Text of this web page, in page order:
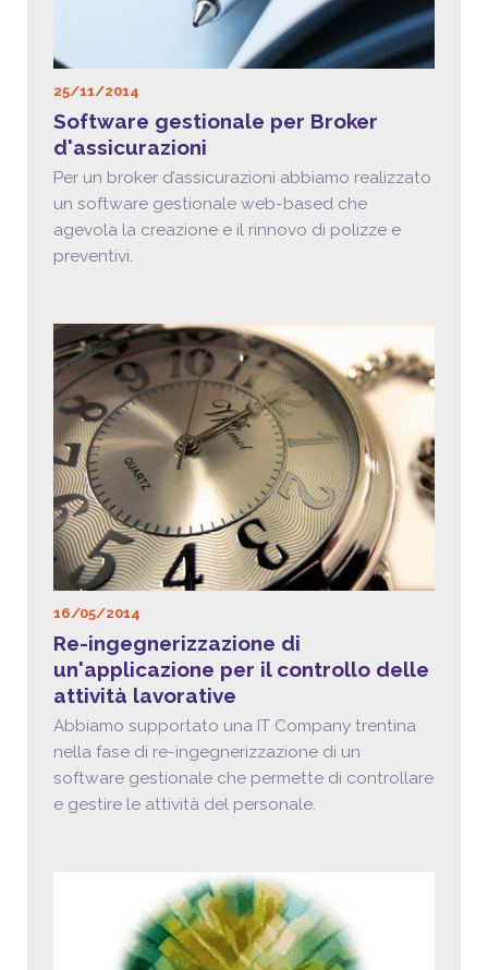
25/11/2014
Software gestionale per Broker
d'assicurazioni
Per un broker d’assicurazioni abbiamo realizzato
un software gestionale web-based che
agevola la creazione e il rinnovo di polizze e
preventivi.
16/05/2014
Re-ingegnerizzazione di
un'applicazione per il controllo delle
attività lavorative
Abbiamo supportato una IT Company trentina
nella fase di re-ingegnerizzazione di un
software gestionale che permette di controllare
e gestire le attività del personale.